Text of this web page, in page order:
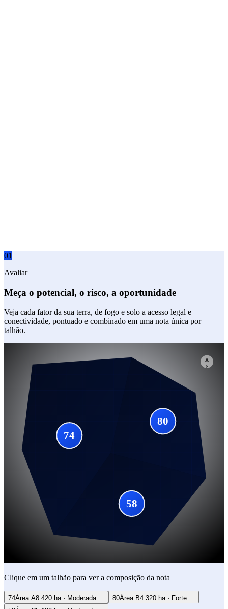
01
Avaliar
Meça o potencial, o risco, a oportunidade
Veja cada fator da sua terra, de fogo e solo a acesso legal e
conectividade, pontuado e combinado em uma nota única por
talhão.
74
80
58
N
Clique em um talhão para ver a composição da nota
74Área A8.420 ha· Moderada 80Área B4.320 ha· Forte